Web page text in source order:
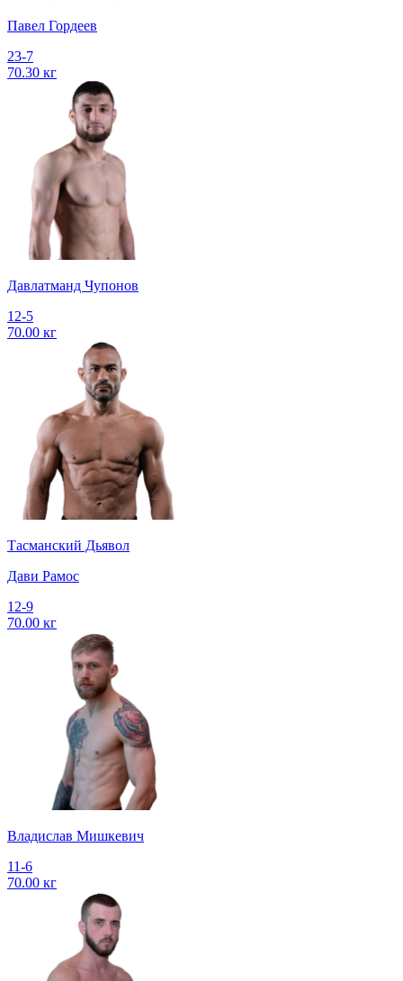
Павел Гордеев
23-7
70.30 кг
Давлатманд Чупонов
12-5
70.00 кг
Тасманский Дьявол
Дави Рамос
12-9
70.00 кг
Владислав Мишкевич
11-6
70.00 кг